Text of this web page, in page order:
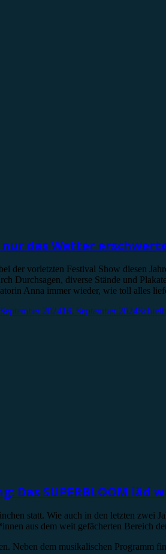
das Wetter erschwerte
bei der vorletzten Festival Show diesen
Durchsagen, diverse Stände und
Anna immer wieder, wie toll alles
202416. September 2024
Das SUPERBLOOM
statt. Wie auch in den letzten zwei
aus dem weit gefächerten Bereich
Neben dem musikalischen Programm